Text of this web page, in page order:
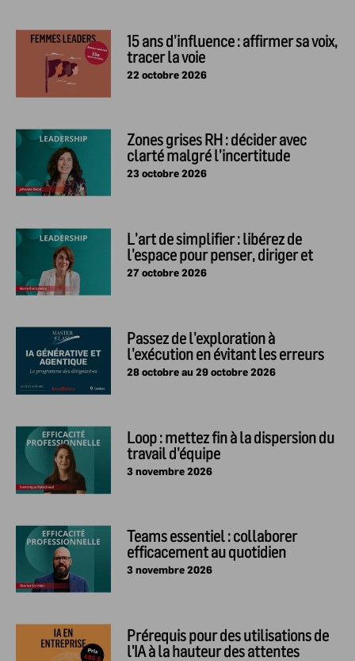
15 ans d’influence : affirmer sa voix,
tracer la voie
22 octobre 2026
Zones grises RH : décider avec
clarté malgré l’incertitude
23 octobre 2026
L’art de simplifier : libérez de
l’espace pour penser, diriger et
évoluer
27 octobre 2026
Passez de l’exploration à
l’exécution en évitant les erreurs
coûteuses d’une adoption non
28 octobre au 29 octobre 2026
Loop : mettez fin à la dispersion du
travail d’équipe
3 novembre 2026
Teams essentiel : collaborer
efficacement au quotidien
3 novembre 2026
Prérequis pour des utilisations de
l'IA à la hauteur des attentes